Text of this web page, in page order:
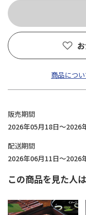
商品につ
販売期間
2026年05月18日～2026
配送期間
2026年06月11日～2026
この商品を見た人